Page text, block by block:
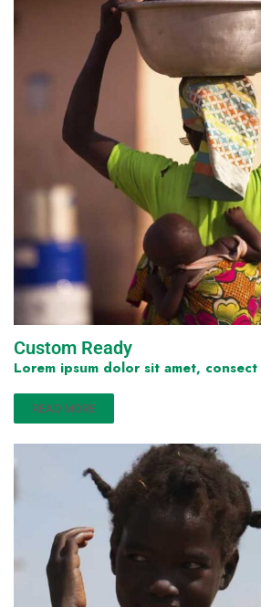
Custom Ready
Lorem ipsum dolor sit amet,
READ MORE